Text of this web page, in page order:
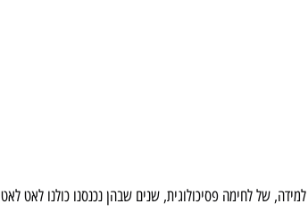
של לחימה פסיכולוגית, שנים שבהן נכנסנו כולנו לאט לאט